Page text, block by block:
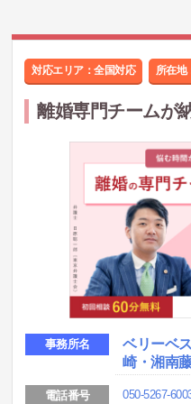
対応エリア：全国対応 所在地
離婚専門チームが
事務所名 ベリーベ
崎・湘南
電話番号 050-5267-